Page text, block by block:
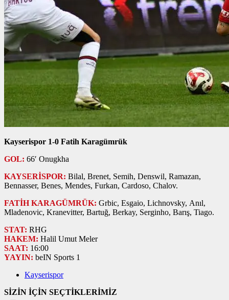
Kayserispor 1-0 Fatih Karagümrük
GOL: 66′ Onugkha
KAYSERİSPOR: Bilal, Brenet, Semih, Denswil, Ramazan,
Bennasser, Benes, Mendes, Furkan, Cardoso, Chalov.
FATİH KARAGÜMRÜK: Grbic, Esgaio, Lichnovsky, Anıl,
Mladenovic, Kranevitter, Bartuğ, Berkay, Serginho, Barış, Tiago.
STAT: RHG
HAKEM: Halil Umut Meler
SAAT: 16:00
YAYIN: beIN Sports 1
Kayserispor
SİZİN İÇİN SEÇTİKLERİMİZ